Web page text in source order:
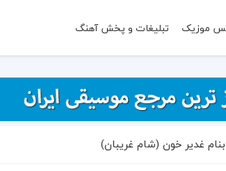
موزیک تبلیغات و پخش آهنگ
غدیر خون (شام غریبان)